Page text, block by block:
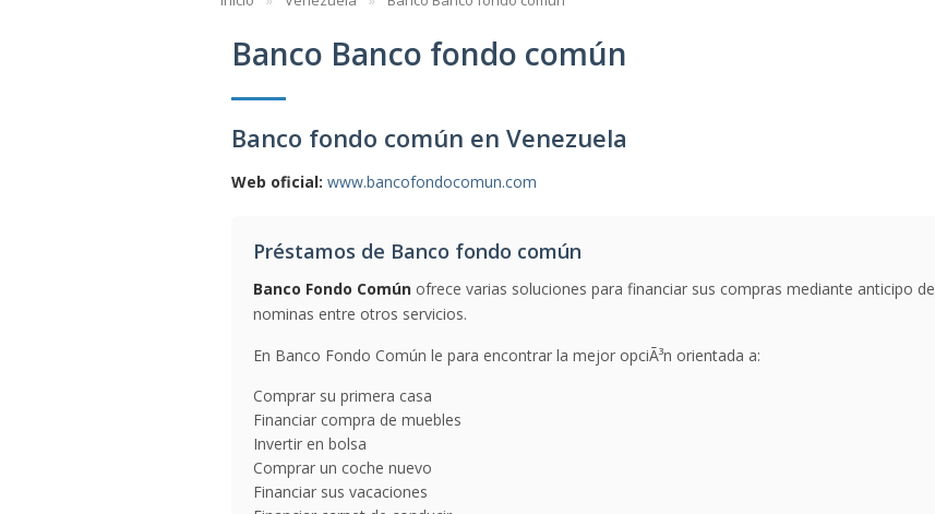
Banco Banco fondo común
Banco fondo común en Venezuela
Web oficial: www.bancofondocomun.com
Préstamos de Banco fondo común
Banco Fondo Común ofrece varias soluciones para financiar sus compras mediante anticipo de
nominas entre otros servicios.
En Banco Fondo Común le para encontrar la mejor opciÃ³n orientada a:
Comprar su primera casa
Financiar compra de muebles
Invertir en bolsa
Comprar un coche nuevo
Financiar sus vacaciones